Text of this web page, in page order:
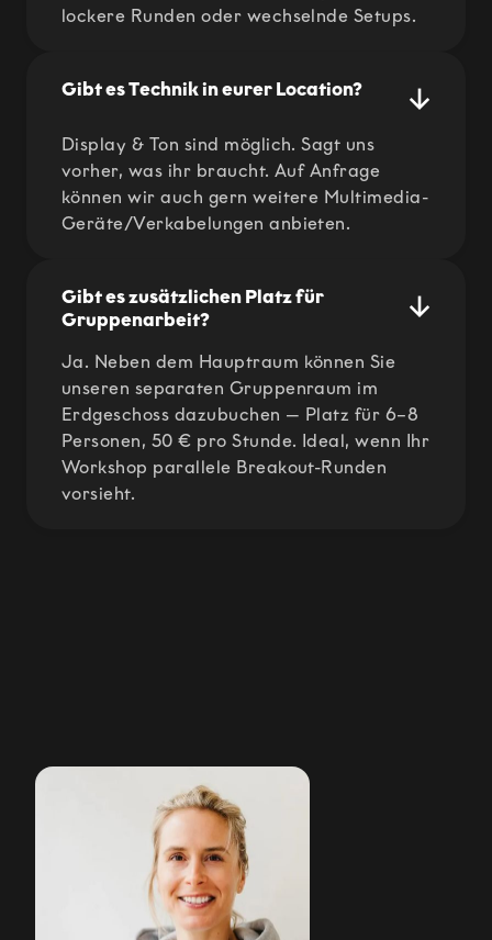
lockere Runden oder wechselnde Setups.
Gibt es Technik in eurer Location? ↓
Display & Ton sind möglich. Sagt uns
vorher, was ihr braucht. Auf Anfrage
können wir auch gern weitere Multimedia-
Geräte/Verkabelungen anbieten.
Gibt es zusätzlichen Platz für
Gruppenarbeit?
↓
Ja. Neben dem Hauptraum können Sie
unseren separaten Gruppenraum im
Erdgeschoss dazubuchen — Platz für 6–8
Personen, 50 € pro Stunde. Ideal, wenn Ihr
Workshop parallele Breakout-Runden
vorsieht.